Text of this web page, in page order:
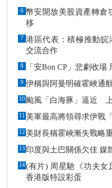
6 幣安開放美股資產轉倉
移
7 港區代表：積極推動皖
交流合作
8 「安Bon CP」悲劇收
9 伊稱與阿曼明確霍峽通
10 颱風「白海豚」逼近
11 美軍最高將領尋求伊戰
12 美財長稱霍峽漸失戰略
13 印度
14(有片) 周星馳《功夫女
香港版特設彩蛋